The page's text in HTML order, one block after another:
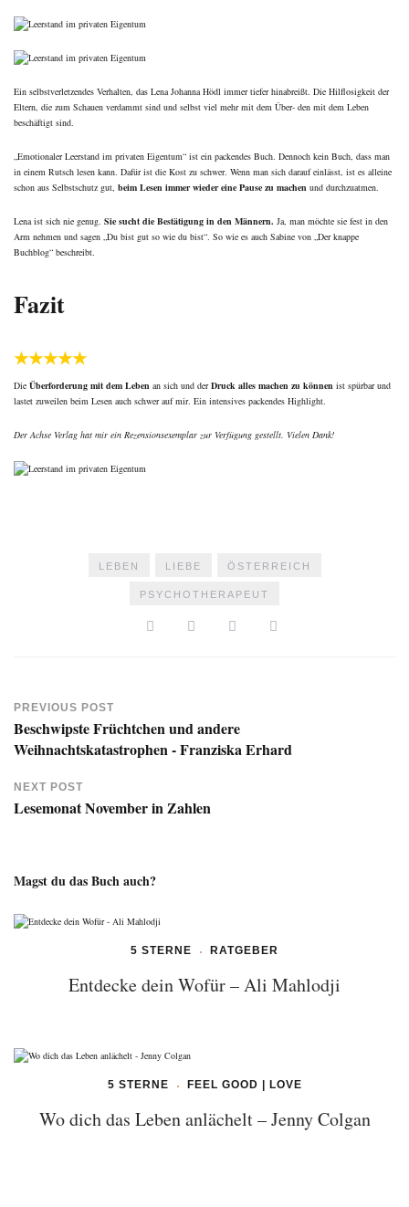
Ein selbstverletzendes Verhalten, das Lena Johanna Hödl immer tiefer hinabreißt. Die Hilflosigkeit der
Eltern, die zum Schauen verdammt sind und selbst viel mehr mit dem Über- den mit dem Leben
beschäftigt sind.
„Emotionaler Leerstand im privaten Eigentum“ ist ein packendes Buch. Dennoch kein Buch, dass man
in einem Rutsch lesen kann. Dafür ist die Kost zu schwer. Wenn man sich darauf einlässt, ist es alleine
schon aus Selbstschutz gut, beim Lesen immer wieder eine Pause zu machen und durchzuatmen.
Lena ist sich nie genug. Sie sucht die Bestätigung in den Männern. Ja, man möchte sie fest in den
Arm nehmen und sagen „Du bist gut so wie du bist“. So wie es auch Sabine von „Der knappe
Buchblog“ beschreibt.
Fazit
★★★★★
Die Überforderung mit dem Leben an sich und derDruck alles machen zu können ist spürbar und
lastet zuweilen beim Lesen auch schwer auf mir. Ein intensives packendes Highlight.
Der Achse Verlag hat mir ein Rezensionsexemplar zur Verfügung gestellt. Vielen Dank!
LEBEN LIEBE ÖSTERREICH
PSYCHOTHERAPEUT
PREVIOUS POST
Beschwipste Früchtchen und andere
Weihnachtskatastrophen - Franziska Erhard
NEXT POST
Lesemonat November in Zahlen
Magst du das Buch auch?
5 STERNE RATGEBER
Entdecke dein Wofür – Ali Mahlodji
5 STERNE FEEL GOOD | LOVE
Wo dich das Leben anlächelt – Jenny Colgan